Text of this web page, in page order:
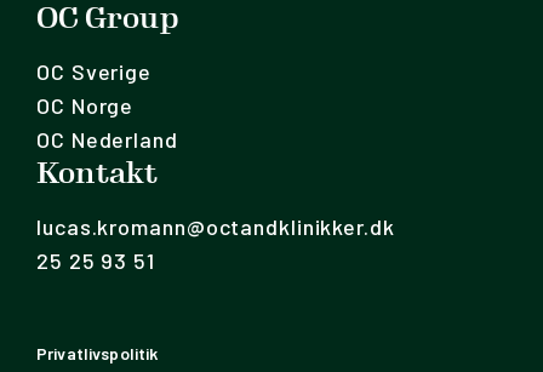
OC Group
OC Sverige
OC Norge
OC Nederland
Kontakt
lucas.kromann@octandklinikker.dk
25 25 93 51
Privatlivspolitik